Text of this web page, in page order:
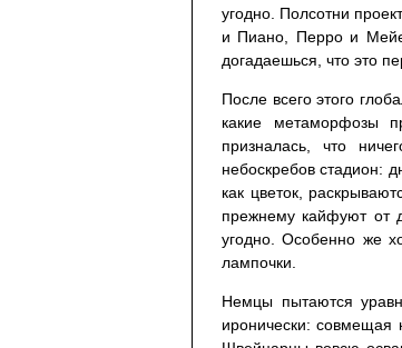
угодно. Полсотни
и Пиано, Перро и
догадаешься, что это
После всего этого
какие метаморфозы
призналась, что
небоскребов стадион:
как цветок,
прежнему кайфуют от
угодно. Особенно же
лампочки.
Немцы пытаются
иронически: совмещая